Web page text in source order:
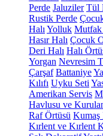
Perde Jaluziler Tül
Rustik Perde
Halı Yolluk Mutfak
Hasır Halı Çocuk
Deri Halı Halı
Yorgan Nevresim
Çarşaf Battaniye
Kılıfı Uyku Seti
Amerikan Servis
Havlusu ve
Raf Örtüsü Kumaş
Kırlent ve Kırlent